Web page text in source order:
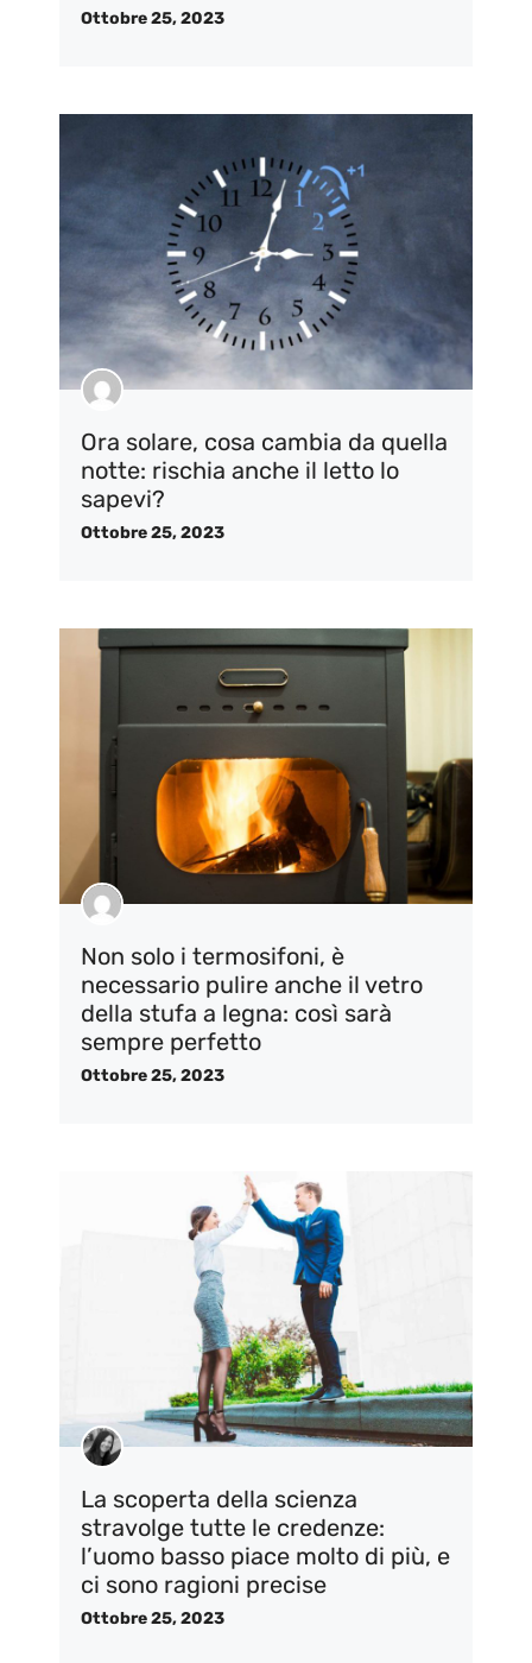
Ottobre 25, 2023
Ora solare, cosa cambia da quella
notte: rischia anche il letto lo
sapevi?
Ottobre 25, 2023
Non solo i termosifoni, è
necessario pulire anche il vetro
della stufa a legna: così sarà
sempre perfetto
Ottobre 25, 2023
La scoperta della scienza
stravolge tutte le credenze:
l’uomo basso piace molto di più, e
ci sono ragioni precise
Ottobre 25, 2023